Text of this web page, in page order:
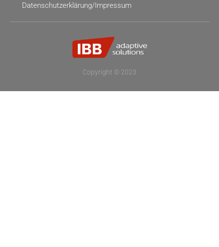
Datenschutzerklärung/Impressum
Copyright © 2023